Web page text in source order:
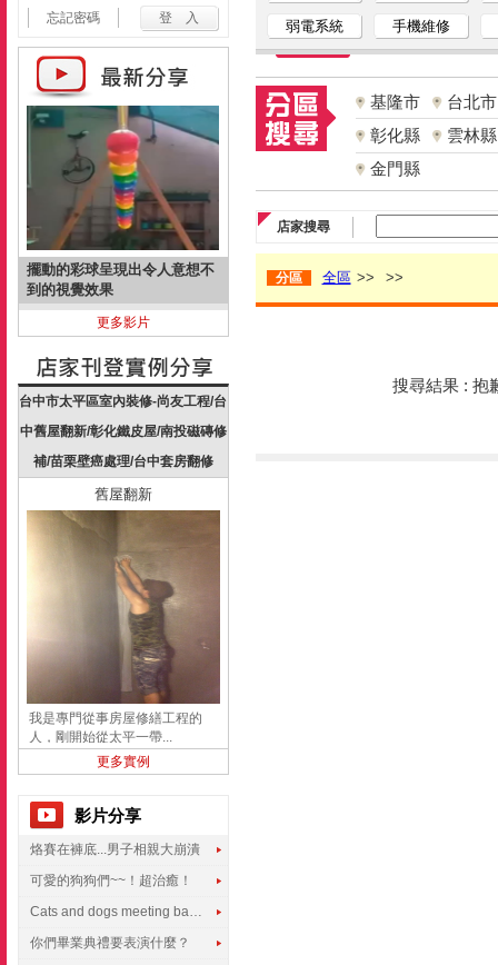
忘記密碼
擺動的彩球呈現出令人意想不
到的視覺效果
更多影片
台中市太平區室內裝修-尚友工程/台
中舊屋翻新/彰化鐵皮屋/南投磁磚修
補/苗栗壁癌處理/台中套房翻修
舊屋翻新
我是專門從事房屋修繕工程的
人，剛開始從太平一帶...
更多實例
影片分享
烙賽在褲底...男子相親大崩潰
可愛的狗狗們~~！超治癒！
Cats and dogs meeting babies for the first time
你們畢業典禮要表演什麼？
弱電系統 手機維修
基隆市
台北市
彰化縣
雲林縣
金門縣
店家搜尋
分區 全區 >> >>
搜尋結果 : 抱